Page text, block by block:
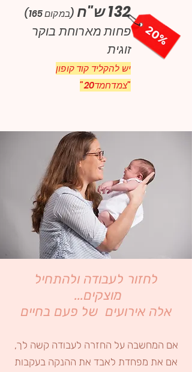
132 ש"ח (במקום 165)
פחות מארוחת בוקר
זוגית
יש להקליד קוד קופון
"צמדחמד20"
לחזור לעבודה ולהתחיל
מוצקים...
אלה אירועים של פעם בחיים
אם המחשבה על החזרה לעבודה קשה לך,
אם את מפחדת לאבד את ההנקה בעקבות